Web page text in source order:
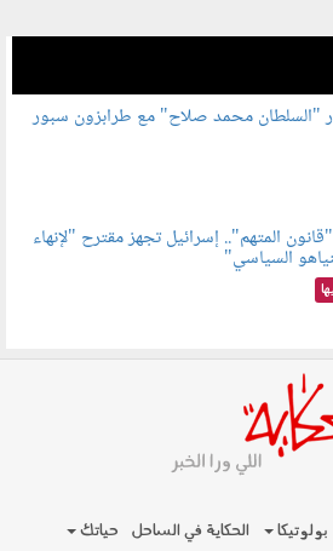
"السلطان محمد صلاح" مع طرابزون سبور
المتهم".. إسرائيل تجهز مقترح "لإنهاء
السياسي"
بولوتيكا الحكاية في الساحل حياتك